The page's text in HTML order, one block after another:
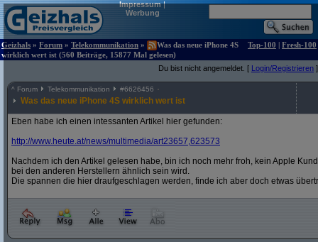
Impressum|
Werbung
Geizhals » Forum » Telekommunikation »
Was das neue iPhone 4S
wirklich wert ist (560 Beiträge, 15877 Mal gelesen)
Top-100 | Fresh-100
Du bist nicht angemeldet. [ Login/Registrieren ]
^ Forum Telekommunikation #6626456
Was das neue iPhone 4S wirklich wert ist
Eben habe ich einen intessanten Artikel hier gefunden:
http://www.heute.at/news/multimedia/art23657,623573
Nachdem ich den Artikel gelesen habe, bin ich noch mehr froh, kein Apple
bei den anderen Herstellern ähnlich sein wird.
Die spannen die hier draufgeschlagen werden, finde ich aber doch etwas